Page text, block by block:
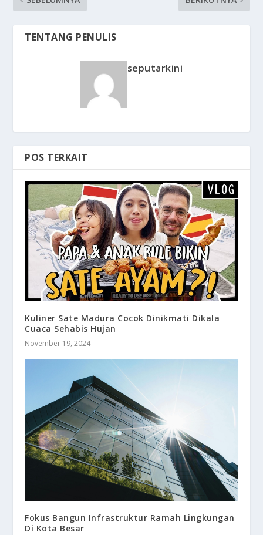
TENTANG PENULIS
seputarkini
POS TERKAIT
Kuliner Sate Madura Cocok Dinikmati Dikala
Cuaca Sehabis Hujan
November 19, 2024
Fokus Bangun Infrastruktur Ramah Lingkungan
Di Kota Besar